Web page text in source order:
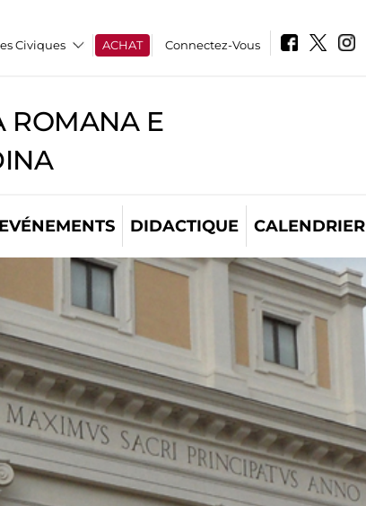
Civiques ACHAT Connectez-Vous
ROMANA E
EVÉNEMENTS DIDACTIQUE CALENDRIER